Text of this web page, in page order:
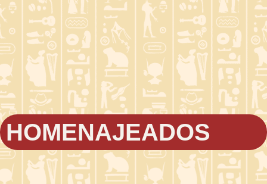
HOMENAJEADOS